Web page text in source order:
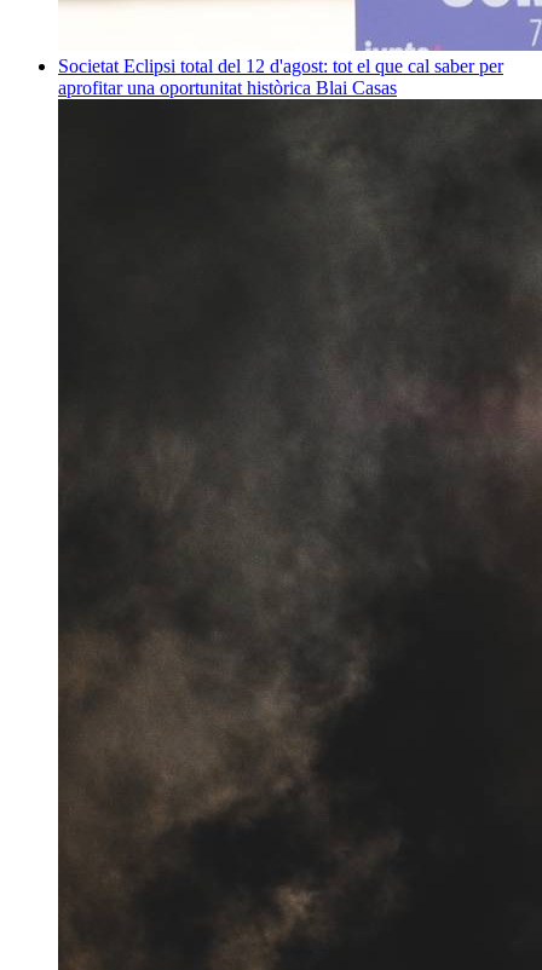
Societat Eclipsi total del 12 d'agost: tot el que cal saber per
aprofitar una oportunitat històrica Blai Casas